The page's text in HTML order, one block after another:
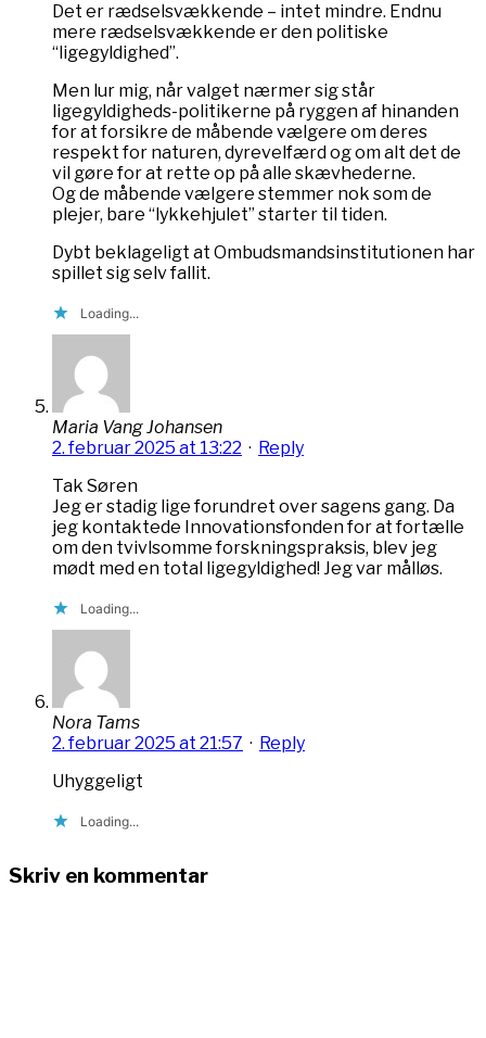
Det er rædselsvækkende – intet mindre. Endnu
mere rædselsvækkende er den politiske
“ligegyldighed”.
Men lur mig, når valget nærmer sig står
ligegyldigheds-politikerne på ryggen af hinanden
for at forsikre de måbende vælgere om deres
respekt for naturen, dyrevelfærd og om alt det de
vil gøre for at rette op på alle skævhederne.
Og de måbende vælgere stemmer nok som de
plejer, bare “lykkehjulet” starter til tiden.
Dybt beklageligt at Ombudsmandsinstitutionen har
spillet sig selv fallit.
Loading...
Maria Vang Johansen
2. februar 2025 at 13:22 · Reply
Tak Søren
Jeg er stadig lige forundret over sagens gang. Da
jeg kontaktede Innovationsfonden for at fortælle
om den tvivlsomme forskningspraksis, blev jeg
mødt med en total ligegyldighed! Jeg var målløs.
Loading...
Nora Tams
2. februar 2025 at 21:57 · Reply
Uhyggeligt
Loading...
Skriv en kommentar